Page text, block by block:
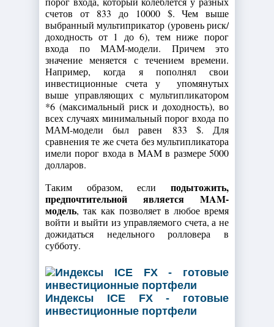
счетов от 833 до 10000 $. Чем выше
выбранный мультиприкатор (уровень риск/
доходность от 1 до 6), тем ниже порог
входа по МАМ-модели. Причем это
значение меняется с течением времени.
Например, когда я пополнял свои
инвестиционные счета у упомянутых
выше управляющих с мультипликатором
*6 (максимальный риск и доходность), во
всех случаях минимальный порог входа по
МАМ-модели был равен 833 $. Для
сравнения те же счета без мультипликатора
имели порог входа в MAM в размере 5000
долларов.
Таким образом, если подытожить,
предпочтительной является MAM-
модель, так как позволяет в любое время
войти и выйти из управляемого счета, а не
дожидаться недельного ролловера в
субботу.
Индексы ICE FX - готовые
инвестиционные портфели